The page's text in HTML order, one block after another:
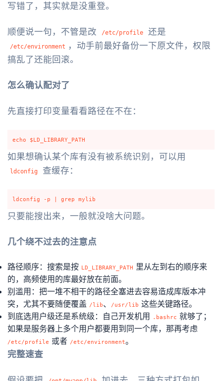
写错了，其实就是没重登。
顺便说一句，不管是改 /etc/profile 还是
/etc/environment ，动手前最好备份一下原文件，权限
搞乱了还能回滚。
怎么确认配对了
先直接打印变量看看路径在不在：
如果想确认某个库有没有被系统识别，可以用
ldconfig 查缓存：
只要能搜出来，一般就没啥大问题。
几个绕不过去的注意点
路径顺序：搜索是按 LD_LIBRARY_PATH
里从左到右的顺序来
的，高频使用的库最好放在前面。
别滥用：把一堆不相干的路径全塞进去容易造成库版本冲
突，尤其不要随便覆盖 /lib、 /usr/lib 这些关键路径。
到底选用户级还是系统级：自己开发机用
.bashrc 就够了；
如果是服务器上多个用户都要用到同一个库，那再考虑
/etc/profile 或者 /etc/environment。
完整速查